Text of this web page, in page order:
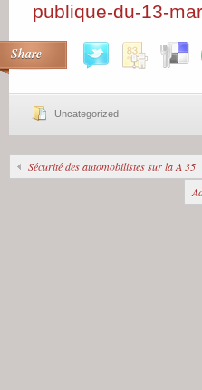
publique-du-13-
Share
Uncategorized
Sécurité des automobilistes sur la A 35